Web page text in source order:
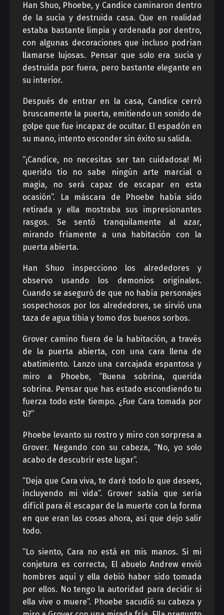
Han Shuo, Phoebe, y Candice caminaron dentro
de la sucia y destruida casa. Que en realidad
estaba bastante limpia y ordenada por dentro,
con algunas decoraciones que incluso podrían
llamarse lujosas. Pensar que solo era sucia y
destruida por fuera, pero bastante elegante en
su interior.
Después de entrar en la casa, Candice cerró
bruscamente la puerta, emitiendo un sonido de
golpe que fue incapaz de ocultar. El espadón en
su mano, intento esconder sin éxito su salida.
“¡Candice, no necesitas ser tan cuidadosa! Mi
querido tío no sabe ningún arte marcial o
magia, no será capaz de escapar en esta
ocasión”. La máscara de Phoebe había sido
retirada y ella mostraba sus impresionantes
rasgos. Se sentó tranquilamente al azar,
mirando fríamente a una habitación con la
puerta abierta.
Han Shuo inspecciono los alrededores y
observo usando los demonios originales.
Cuando se aseguró de que no había personajes
sospechosos por los alrededores, se sirvió una
taza de agua tibia y tomo dos buenos sorbos.
Grover camino fuera de la habitación, a través
de la puerta abierta, con una cara llena de
abatimiento. Lanzo una carcajada espantosa y
miro a Phoebe, “Buena sobrina, querida
sobrina. Pensar que has estado escondiendo tu
fuerza todo este tiempo. ¿Fue Cara tomada por
ti?”
Phoebe levanto su rostro y miro con sorpresa a
Grover. Negando con su cabeza, “No, yo solo
acabo de descubrir este lugar”.
“Deja que Cara viva, te daré todo lo que desees,
incluyendo mi vida”. Grover sabía que sería
difícil para él escapar de la muerte con la forma
en que eran las cosas ahora, así que dejo salir
todo.
“Lo siento, Cara no está en mis manos. Si mi
conjetura es correcta, El abuelo Andrew envió
hombres aquí y ella debió haber sido tomada
por ellos. No tengo la autoridad para decidir si
ella vive o muere”. Phoebe sacudió su cabeza y